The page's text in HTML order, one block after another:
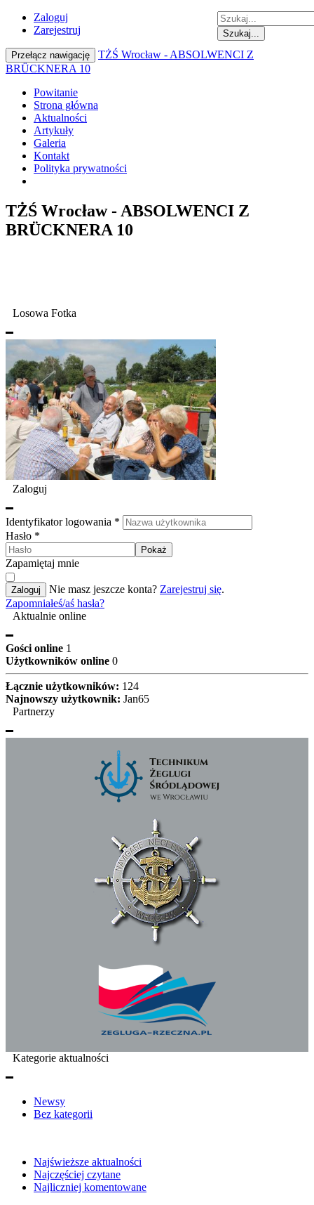
Szukaj...
Zaloguj
Zarejestruj
Przełącz nawigację
TŻŚ Wrocław - ABSOLWENCI Z
BRÜCKNERA 10
Powitanie
Strona główna
Aktualności
Artykuły
Galeria
Kontakt
Polityka prywatności
TŻŚ Wrocław - ABSOLWENCI Z
BRÜCKNERA 10
Losowa Fotka
Zaloguj
Identyfikator logowania *
Hasło *
Pokaż
Zapamiętaj mnie
Zaloguj Nie masz jeszcze konta? Zarejestruj się.
Zapomniałeś/aś hasła?
Aktualnie online
Gości online 1
Użytkowników online 0
Łącznie użytkowników: 124
Najnowszy użytkownik: Jan65
Partnerzy
Kategorie aktualności
Newsy
Bez kategorii
Najświeższe aktualności
Najczęściej czytane
Najliczniej komentowane